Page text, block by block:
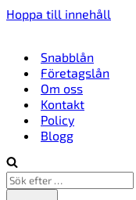
Hoppa till innehåll
Snabblån
Företagslån
Om oss
Kontakt
Policy
Blogg
Sök
efter